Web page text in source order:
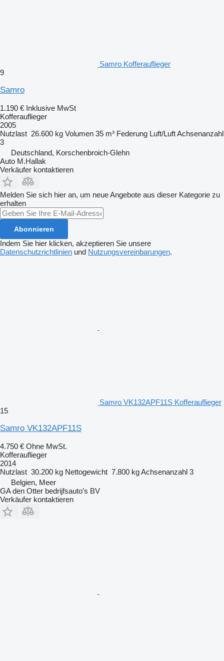
Samro Kofferauflieger
9
Samro
1.190 € Inklusive MwSt
Kofferauflieger
2005
Nutzlast 26.600 kg Volumen 35 m³ Federung Luft/LuftAchsenanzahl
3
Deutschland, Korschenbroich-Glehn
Auto M.Hallak
Verkäufer kontaktieren
Melden Sie sich hier an, um neue Angebote aus dieser Kategorie zu
erhalten
Abonnieren
Indem Sie hier klicken, akzeptieren Sie unsere
Datenschutzrichtlinien und Nutzungsvereinbarungen.
Samro VK132APF11S Kofferauflieger
15
Samro VK132APF11S
4.750 € Ohne MwSt.
Kofferauflieger
2014
Nutzlast 30.200 kg Nettogewicht 7.800 kgAchsenanzahl 3
Belgien, Meer
GA den Otter bedrijfsauto’s BV
Verkäufer kontaktieren